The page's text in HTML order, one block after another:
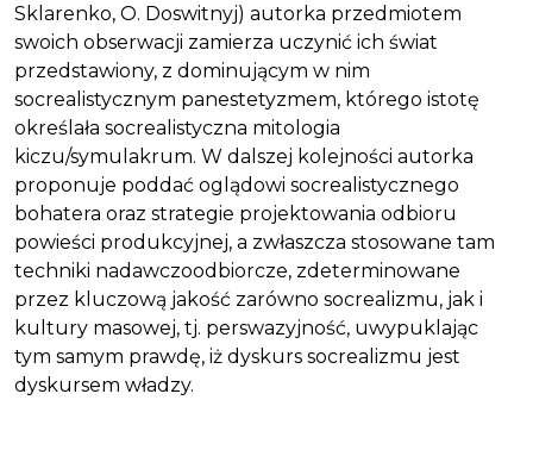
Sklarenko, O. Doswitnyj) autorka przedmiotem
swoich obserwacji zamierza uczynić ich świat
przedstawiony, z dominującym w nim
socrealistycznym panestetyzmem, którego istotę
określała socrealistyczna mitologia
kiczu/symulakrum. W dalszej kolejności autorka
proponuje poddać oglądowi socrealistycznego
bohatera oraz strategie projektowania odbioru
powieści produkcyjnej, a zwłaszcza stosowane tam
techniki nadawczoodbiorcze, zdeterminowane
przez kluczową jakość zarówno socrealizmu, jak i
kultury masowej, tj. perswazyjność, uwypuklając
tym samym prawdę, iż dyskurs socrealizmu jest
dyskursem władzy.